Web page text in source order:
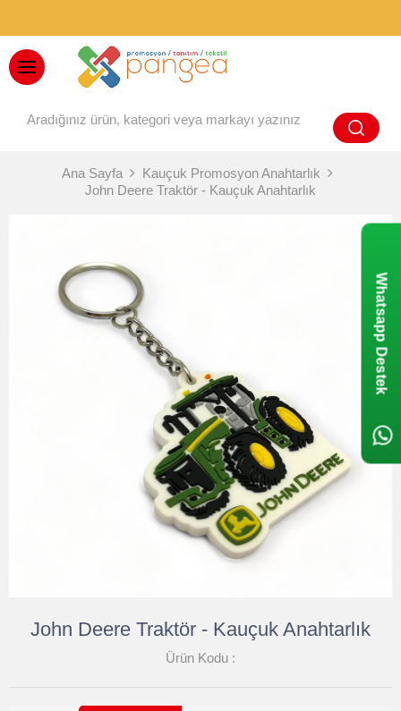
Ana Sayfa
Kauçuk Promosyon Anahtarlık
John Deere Traktör - Kauçuk Anahtarlık
John Deere Traktör - Kauçuk Anahtarlık
Ürün Kodu :
Whatsapp Destek